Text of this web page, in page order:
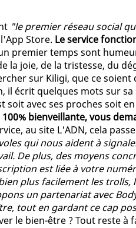
"le premier réseau social
Store. Le service
premier temps sont
la joie, de la tristesse, du
sur Kiligi, que ce soient
il écrit quelques mots sur
avec ses proches soit
bienveillante, vous
au site L'ADN, cela
qui nous aident à
De plus, des moyens
est liée à votre
plus facilement les trolls,
un partenariat avec
tout en gardant ce cap
le bien-être ? Tout reste à